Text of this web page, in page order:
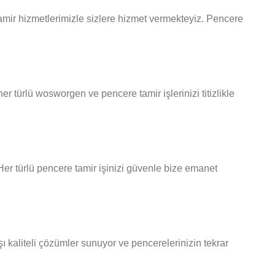
hizmetlerimizle sizlere hizmet vermekteyiz. Pencere
türlü wosworgen ve pencere tamir işlerinizi titizlikle
türlü pencere tamir işinizi güvenle bize emanet
kaliteli çözümler sunuyor ve pencerelerinizin tekrar